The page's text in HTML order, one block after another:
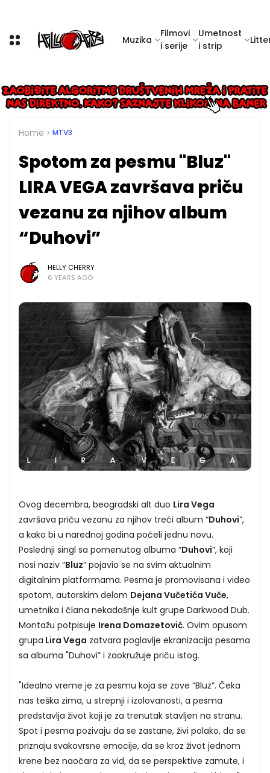
Muzika
Filmovi
i serije
Umetnost
i strip
Home MTV3
Spotom za pesmu "Bluz"
LIRA VEGA završava priču
vezanu za njihov album
“Duhovi”
HELLY CHERRY
6 YEARS AGO
Ovog decembra, beogradski alt duo Lira Vega
završava priču vezanu za njihov treći album “Duhovi”,
a kako bi u narednoj godina počeli jednu novu.
Poslednji singl sa pomenutog albuma “Duhovi”, koji
nosi naziv “Bluz” pojavio se na svim aktualnim
digitalnim platformama. Pesma je promovisana i video
spotom, autorskim delom Dejana Vučetića Vuče,
umetnika i člana nekadašnje kult grupe Darkwood Dub.
Montažu potpisuje Irena Domazetović. Ovim opusom
grupa Lira Vega zatvara poglavlje ekranizacija pesama
sa albuma "Duhovi” i zaokružuje priču istog.
"Idealno vreme je za pesmu koja se zove “Bluz”. Čeka
nas teška zima, u strepnji i izolovanosti, a pesma
predstavlja život koji je za trenutak stavljen na stranu.
Spot i pesma pozivaju da se zastane, živi polako, da se
priznaju svakovrsne emocije, da se kroz život jednom
krene bez naočara za vid, da se perspektive zamute, i